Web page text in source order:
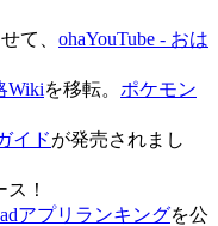
て、 ohaYouTube - おは
Wikiを移転。 ポケモン
イドが発売されまし
！
アプリランキングを公